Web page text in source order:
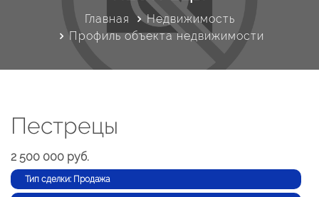
Главная
Недвижимость
Профиль объекта недвижимости
Пестрецы
2 500 000 руб.
Тип сделки: Продажа